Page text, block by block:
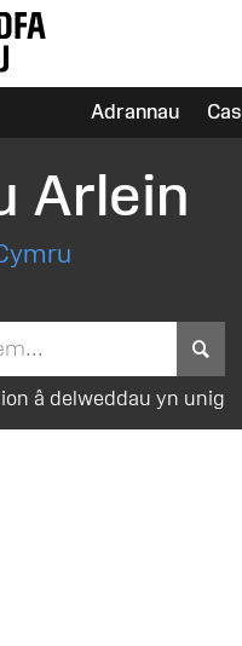
Adrannau
Arlein
â delweddau yn unig